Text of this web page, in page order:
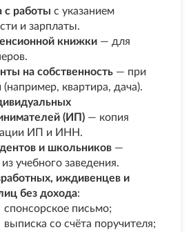
с работы с указанием
и зарплаты.
книжки — для
на собственность — при
(например, квартира, дача).
(ИП) — копия
ИП и ИНН.
и школьников —
учебного заведения.
иждивенцев и
без дохода:
спонсорское письмо;
выписка со счёта поручителя;